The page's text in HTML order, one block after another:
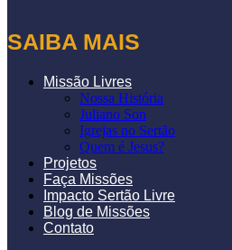
SAIBA MAIS
Missão Livres
Nossa História
Juliano Son
Igrejas no Sertão
Quem é Jesus?
Projetos
Faça Missões
Impacto Sertão Livre
Blog de Missões
Contato